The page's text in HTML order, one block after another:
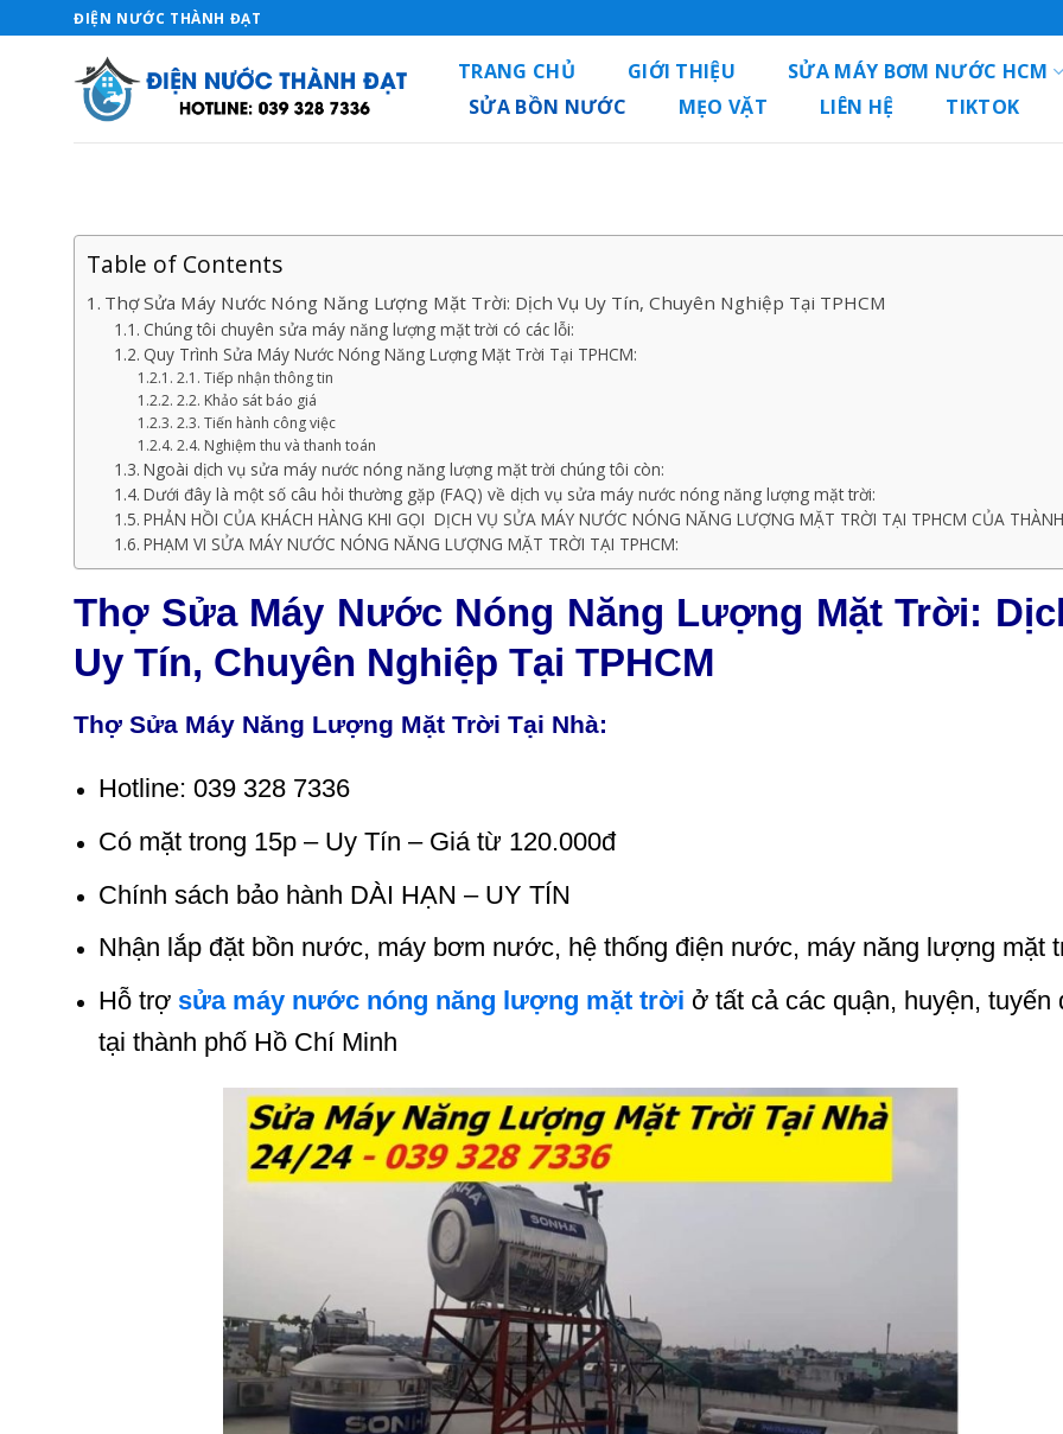
to
ĐIỆN NƯỚC THÀNH ĐẠT
TRANG CHỦ GIỚI THIỆU
SỬA MÁY BƠM NƯỚC HCM
SỬA BỒN NƯỚC
MẸO VẶT LIÊN HỆ TIKTOK
Table of Contents
Thợ Sửa Máy Nước Nóng Năng Lượng Mặt Trời: Dịch Vụ Uy Tín, Chuyên Nghiệp Tại TPHCM
Chúng tôi chuyên sửa máy năng lượng mặt trời có các lỗi:
Quy Trình Sửa Máy Nước Nóng Năng Lượng Mặt Trời Tại TPHCM:
2.1. Tiếp nhận thông tin
2.2. Khảo sát báo giá
2.3. Tiến hành công việc
2.4. Nghiệm thu và thanh toán
Ngoài dịch vụ sửa máy nước nóng năng lượng mặt trời chúng tôi còn:
Dưới đây là một số câu hỏi thường gặp (FAQ) về dịch vụ sửa máy nước nóng năng lượng mặt trời:
PHẢN HỒI CỦA KHÁCH HÀNG KHI GỌI DỊCH VỤ SỬA MÁY NƯỚC NÓNG NĂNG LƯỢNG MẶT TRỜI TẠI TPHCM CỦA
PHẠM VI SỬA MÁY NƯỚC NÓNG NĂNG LƯỢNG MẶT TRỜI TẠI TPHCM:
Thợ Sửa Máy Nước Nóng Năng Lượng Mặt Trời:
Uy Tín, Chuyên Nghiệp Tại TPHCM
Thợ Sửa Máy Năng Lượng Mặt Trời Tại Nhà:
Hotline: 039 328 7336
Có mặt trong 15p – Uy Tín – Giá từ 120.000đ
Chính sách bảo hành DÀI HẠN – UY TÍN
Nhận lắp đặt bồn nước, máy bơm nước, hệ thống điện nước, máy năng lượng mặt
Hỗ trợ sửa máy nước nóng năng lượng mặt trời ở tất cả các quận, huyện, tuyến
tại thành phố Hồ Chí Minh